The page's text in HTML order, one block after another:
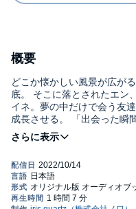
概要
どこか懐かしい風景が広が
底。 そこに落とされたエン
イネ。夢の中だけで会う友
成長させる。 「出会った瞬
る。手を合わせると淡い光
ネは、誰よりも長い間、自